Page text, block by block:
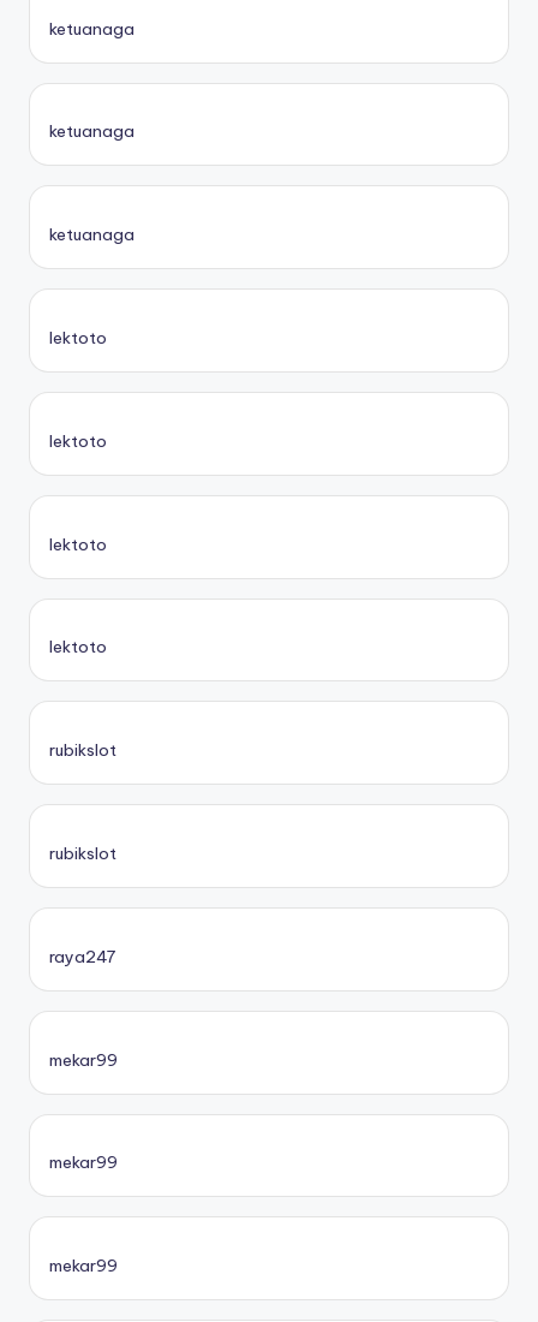
ketuanaga
ketuanaga
ketuanaga
lektoto
lektoto
lektoto
lektoto
rubikslot
rubikslot
raya247
mekar99
mekar99
mekar99